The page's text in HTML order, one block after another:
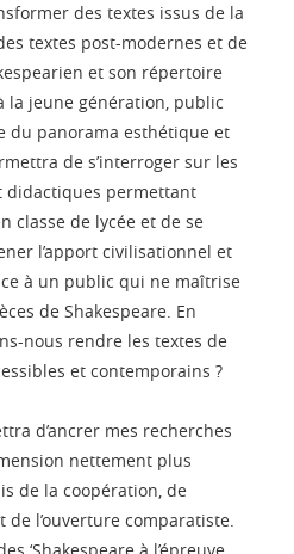
des textes issus de la
textes post-modernes et de
et son répertoire
la jeune génération, public
du panorama esthétique et
de s’interroger sur les
didactiques permettant
classe de lycée et de se
l’apport civilisationnel et
à un public qui ne maîtrise
de Shakespeare. En
nous rendre les textes de
et contemporains ?
d’ancrer mes recherches
nettement plus
de la coopération, de
de l’ouverture comparatiste.